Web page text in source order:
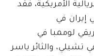
الأمريكية، فقد
إيران في
لوممبا في
تشيلي، والثائر ياسر